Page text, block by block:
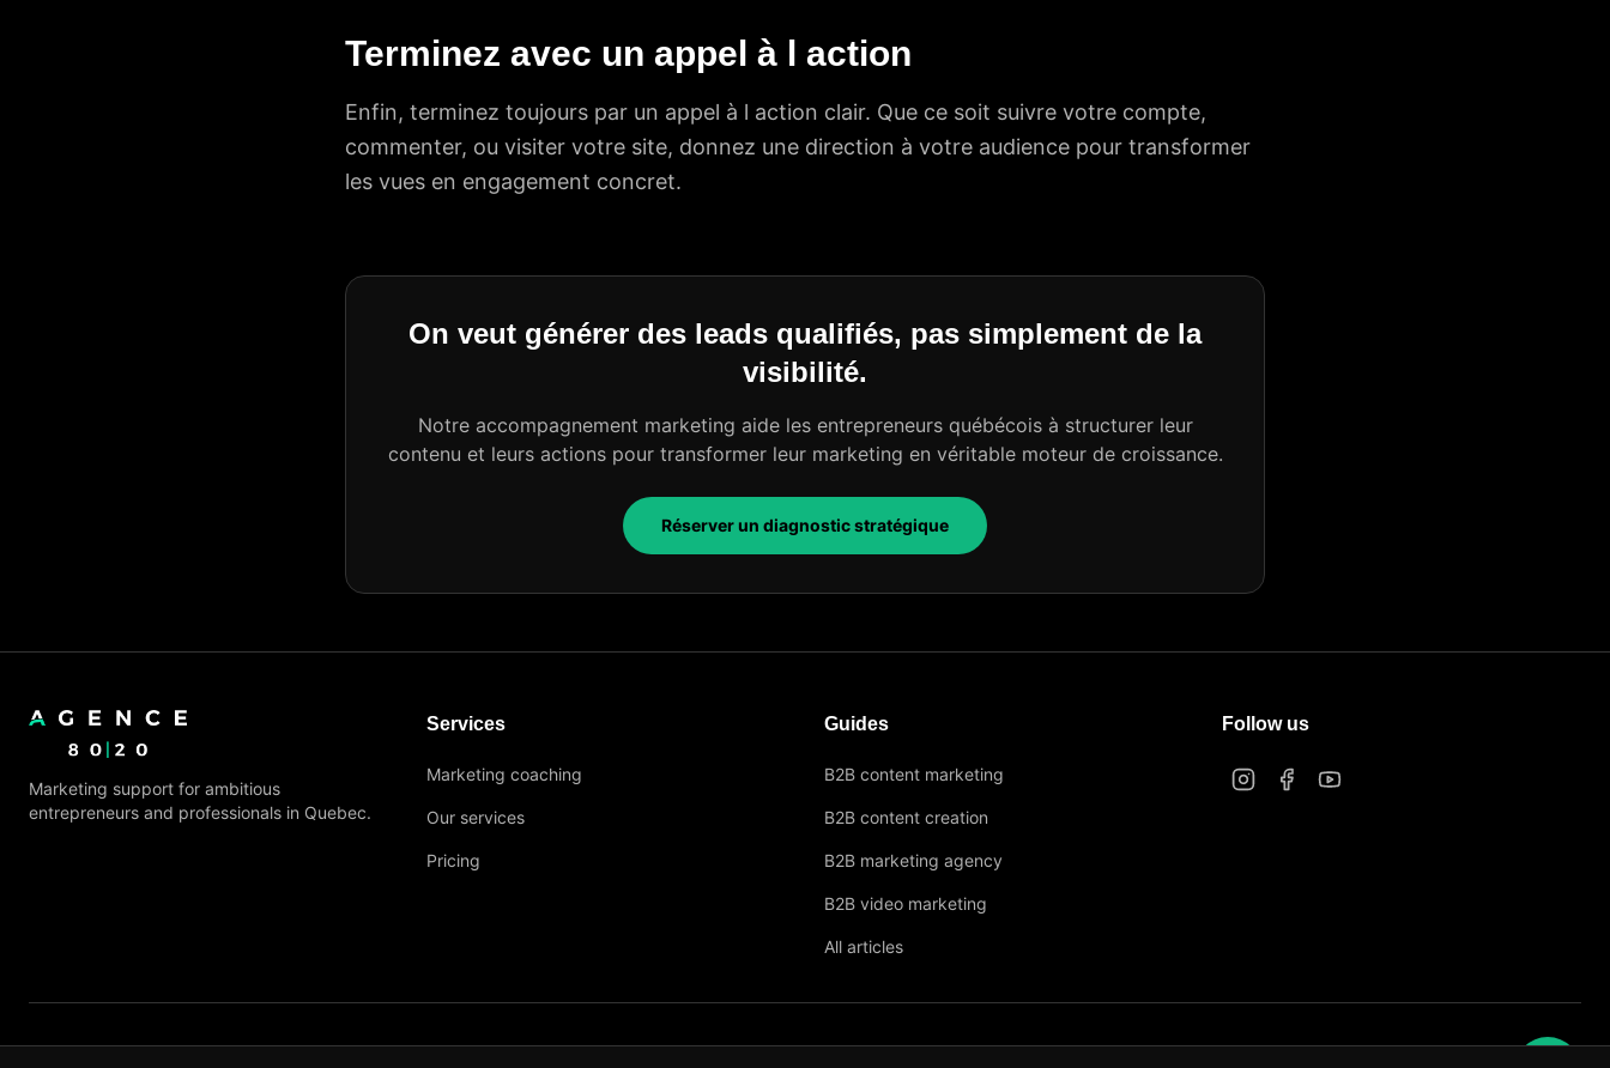
Terminez avec un appel à l action
Enfin, terminez toujours par un appel à l action clair. Que ce soit suivre votre compte,
commenter, ou visiter votre site, donnez une direction à votre audience pour transformer
les vues en engagement concret.
On veut générer des leads qualifiés, pas simplement de la
visibilité.
Notre accompagnement marketing aide les entrepreneurs québécois à structurer leur
contenu et leurs actions pour transformer leur marketing en véritable moteur de croissance.
Réserver un diagnostic stratégique
Marketing support for ambitious
entrepreneurs and professionals in Quebec.
Services
Marketing coaching
Our services
Pricing
Guides
B2B content marketing
B2B content creation
B2B marketing agency
B2B video marketing
All articles
Follow us